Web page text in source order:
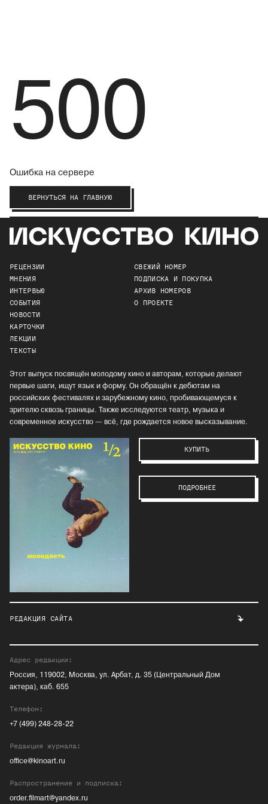
500
Ошибка на сервере
ВЕРНУТЬСЯ НА ГЛАВНУЮ
РЕЦЕНЗИИ
МНЕНИЯ
ИНТЕРВЬЮ
СОБЫТИЯ
НОВОСТИ
КАРТОЧКИ
ЛЕКЦИИ
ТЕКСТЫ
СВЕЖИЙ НОМЕР
ПОДПИСКА И ПОКУПКА
АРХИВ НОМЕРОВ
О ПРОЕКТЕ
Этот выпуск посвящён молодому кино и авторам, которые делают
первые шаги, ищут язык и форму. Он обращён к дебютам на
российских фестивалях и зарубежному кино, пробивающемуся к
зрителю сквозь границы. Также исследуются театр, музыка и
современное искусство — всё, где рождается новое высказывание.
КУПИТЬ
ПОДРОБНЕЕ
РЕДАКЦИЯ САЙТА
Адрес редакции:
Россия, 119002, Москва, ул. Арбат, д. 35 (Центральный Дом
актера), каб. 655
Телефон:
+7 (499) 248-28-22
Редакция журнала:
office@kinoart.ru
Распространение и подписка:
order.filmart@yandex.ru